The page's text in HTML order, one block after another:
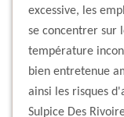
excessive, les
se concentrer sur
température
bien entretenue
ainsi les risques
Sulpice Des